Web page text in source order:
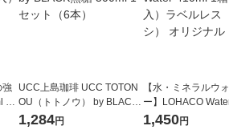
強
UCC上島珈琲 UCC TOTON
OU（トトノウ） by BLACK
無糖 500ml 1セット（6本）
1,284円
【水・ミネラルウ
ー】LOHACO
1箱（20本入）ラベ
（イチオシ） オリ
1,450円